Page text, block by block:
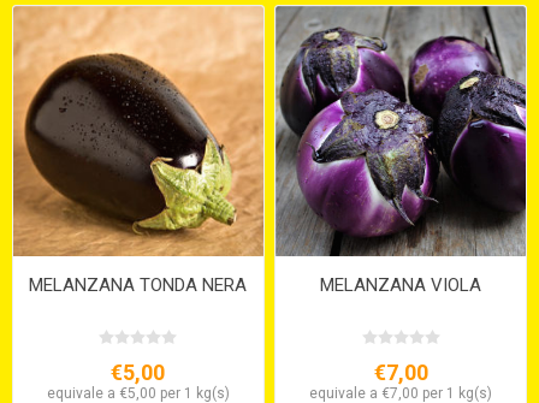
MELANZANA TONDA NERA
€5,00
equivale a €5,00 per 1 kg(s)
MELANZANA VIOLA
€7,00
equivale a €7,00 per 1 kg(s)